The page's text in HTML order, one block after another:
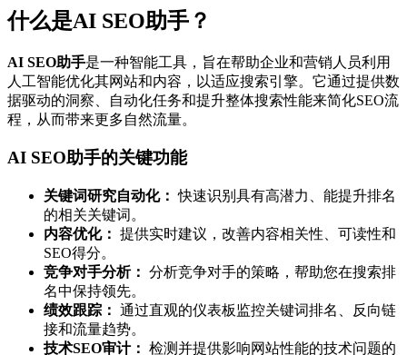
什么是AI SEO助手？
AI SEO助手是一种智能工具，旨在帮助企业和营销人员利用
人工智能优化其网站和内容，以适应搜索引擎。它通过提供数
据驱动的洞察、自动化任务和提升整体搜索性能来简化SEO流
程，从而带来更多自然流量。
AI SEO助手的关键功能
关键词研究自动化： 快速识别具有高潜力、能提升排名
的相关关键词。
内容优化： 提供实时建议，改善内容相关性、可读性和
SEO得分。
竞争对手分析： 分析竞争对手的策略，帮助您在搜索排
名中保持领先。
绩效跟踪： 通过直观的仪表板监控关键词排名、反向链
接和流量趋势。
技术SEO审计： 检测并提供影响网站性能的技术问题的